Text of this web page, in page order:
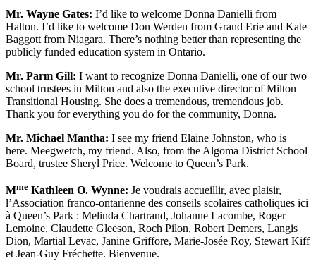
Mr. Wayne Gates: I’d like to welcome Donna Danielli from
Halton. I’d like to welcome Don Werden from Grand Erie and Kate
Baggott from Niagara. There’s nothing better than representing the
publicly funded education system in Ontario.
Mr. Parm Gill: I want to recognize Donna Danielli, one of our two
school trustees in Milton and also the executive director of Milton
Transitional Housing. She does a tremendous, tremendous job.
Thank you for everything you do for the community, Donna.
Mr. Michael Mantha: I see my friend Elaine Johnston, who is
here. Meegwetch, my friend. Also, from the Algoma District School
Board, trustee Sheryl Price. Welcome to Queen’s Park.
Mme Kathleen O. Wynne: Je voudrais accueillir, avec plaisir,
l’Association franco-ontarienne des conseils scolaires catholiques ici
à Queen’s Park : Melinda Chartrand, Johanne Lacombe, Roger
Lemoine, Claudette Gleeson, Roch Pilon, Robert Demers, Langis
Dion, Martial Levac, Janine Griffore, Marie-Josée Roy, Stewart Kiff
et Jean-Guy Fréchette. Bienvenue.